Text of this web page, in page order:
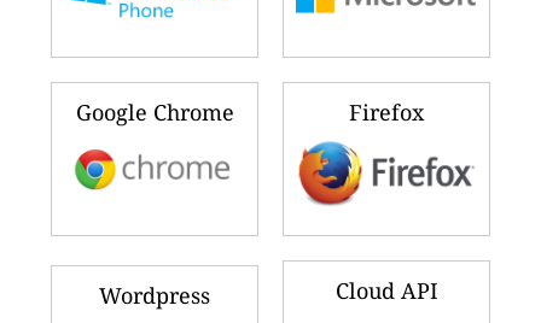
Google Chrome Firefox
Wordpress Cloud API